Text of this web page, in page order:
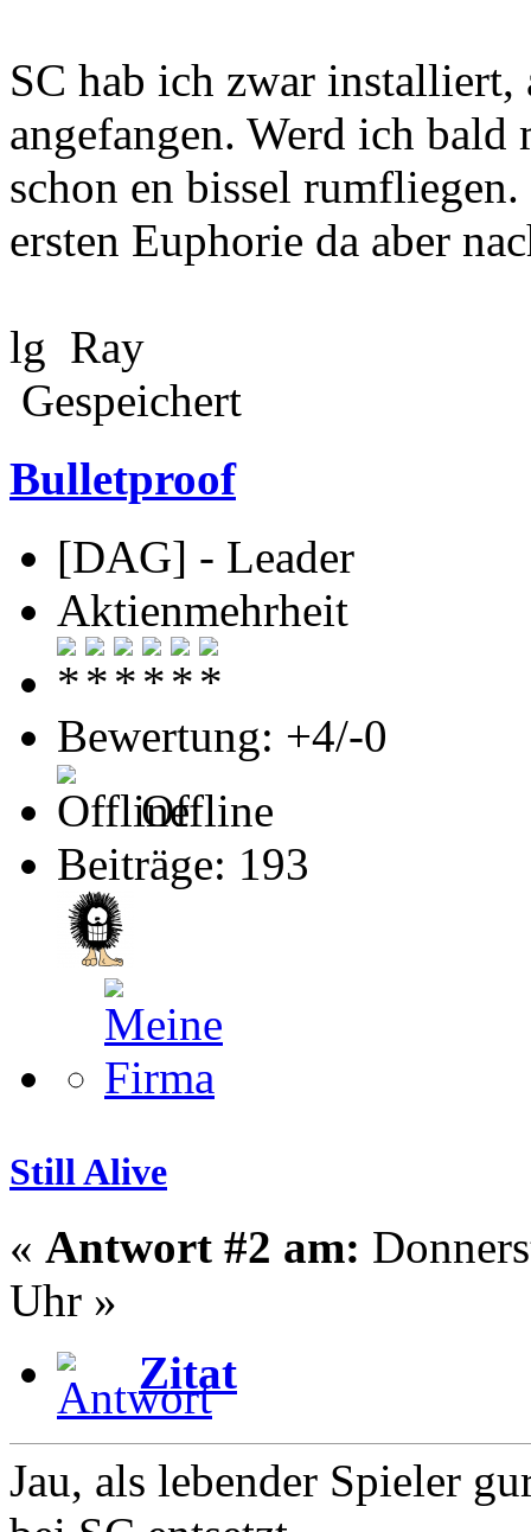
SC hab ich zwar
angefangen. Werd ich bald
schon en bissel
ersten Euphorie da aber
lg Ray
Gespeichert
Bulletproof
[DAG] - Leader
Aktienmehrheit
Bewertung: +4/-0
Offline
Beiträge: 193
Still Alive
« Antwort #2 am:
Uhr »
Zitat
Jau, als lebender Spieler